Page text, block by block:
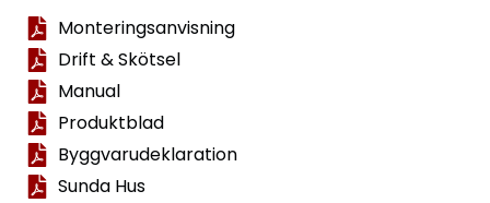
Monteringsanvisning
Drift & Skötsel
Manual
Produktblad
Byggvarudeklaration
Sunda Hus